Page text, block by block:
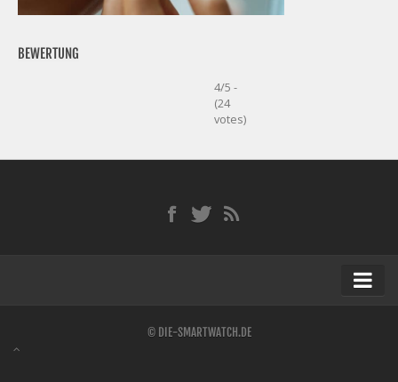
BEWERTUNG
4/5 -
(24
votes)
© DIE-SMARTWATCH.DE